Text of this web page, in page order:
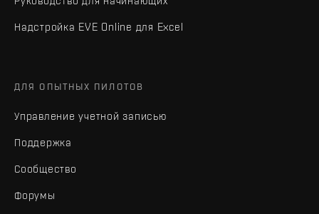
Надстройка EVE Online для Excel
ДЛЯ ОПЫТНЫХ ПИЛОТОВ
Управление учетной записью
Поддержка
Сообщество
Форумы